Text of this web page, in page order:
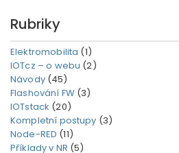
Rubriky
Elektromobilita (1)
IOTcz – o webu (2)
Návody(45)
Flashování FW(3)
IOTstack (20)
Kompletní postupy (3)
Node-RED (11)
Příklady v NR (5)